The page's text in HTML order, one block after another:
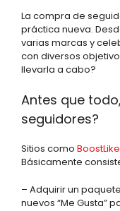
La compra de
práctica nueva.
varias marcas y
con diversos
llevarla a cabo?
Antes que
seguidores?
Sitios como
Básicamente
– Adquirir un
nuevos “Me Gusta”